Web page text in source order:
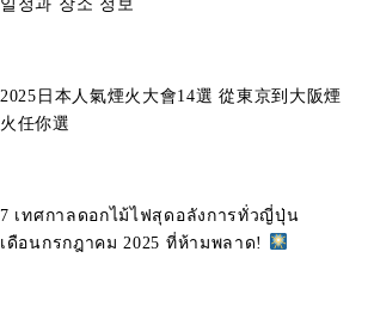
일정과 장소 정보
2025日本人氣煙火大會14選 從東京到大阪煙
火任你選
7 เทศกาลดอกไม้ไฟสุดอลังการทั่วญี่ปุ่น
เดือนกรกฎาคม 2025 ที่ห้ามพลาด!